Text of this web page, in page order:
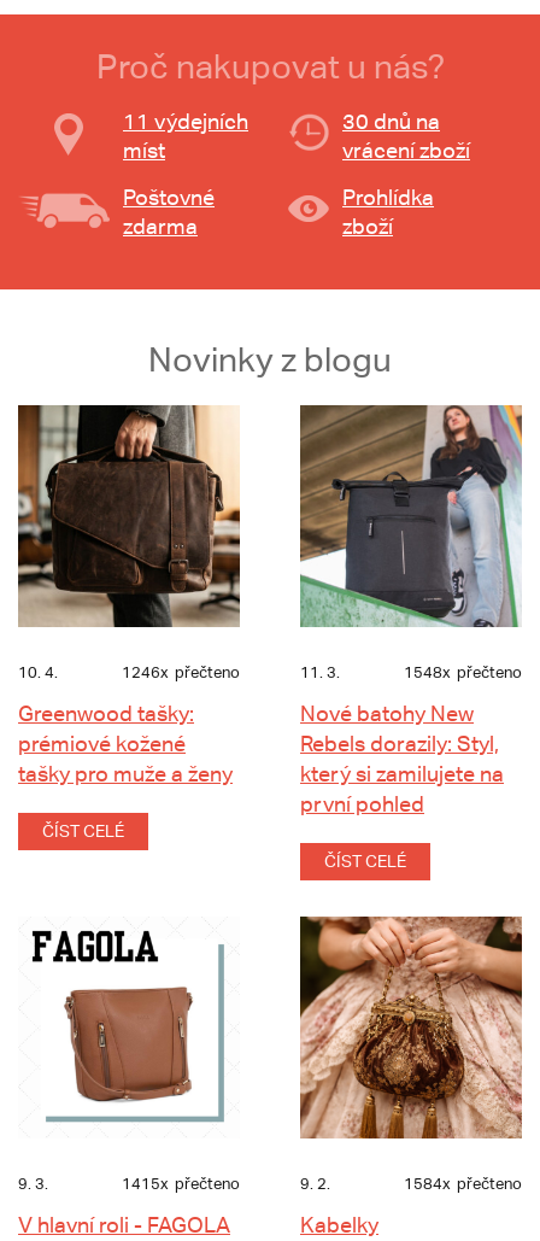
Proč nakupovat u nás?
11 výdejních
míst
30 dnů na
vrácení zboží
Poštovné
zdarma
Prohlídka
zboží
Novinky z blogu
10. 4. 1246x přečteno
Greenwood tašky:
prémiové kožené
tašky pro muže a ženy
ČÍST CELÉ
11. 3. 1548x přečteno
Nové batohy New
Rebels dorazily: Styl,
který si zamilujete na
první pohled
ČÍST CELÉ
9. 3. 1415x přečteno
V hlavní roli - FAGOLA
9. 2. 1584x přečteno
Kabelky